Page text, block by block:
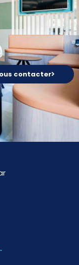
contacter